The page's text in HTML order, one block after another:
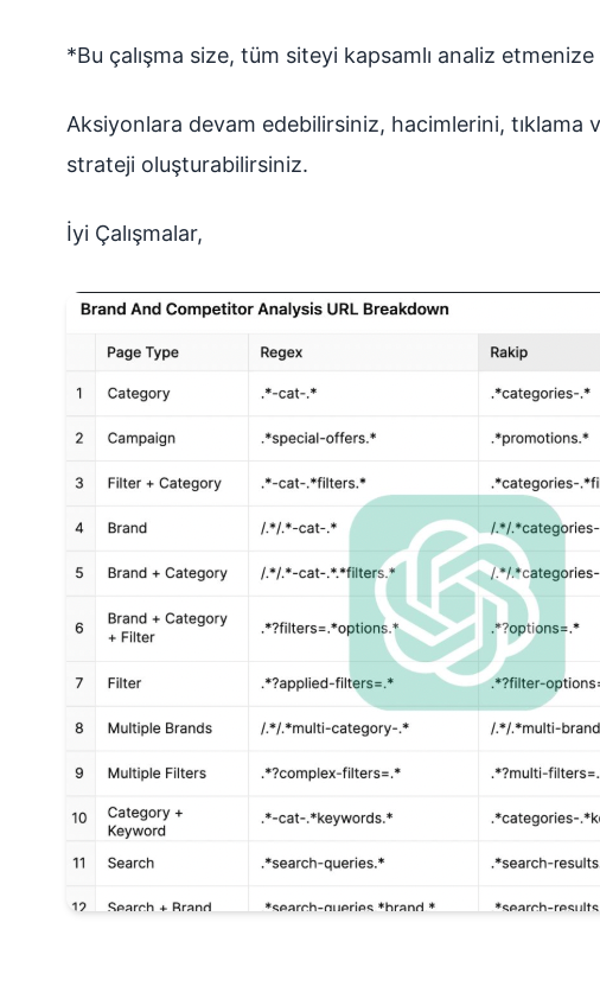
*Bu çalışma size, tüm siteyi kapsamlı analiz
Aksiyonlara devam edebilirsiniz, hacimlerini,
strateji oluşturabilirsiniz.
İyi Çalışmalar,